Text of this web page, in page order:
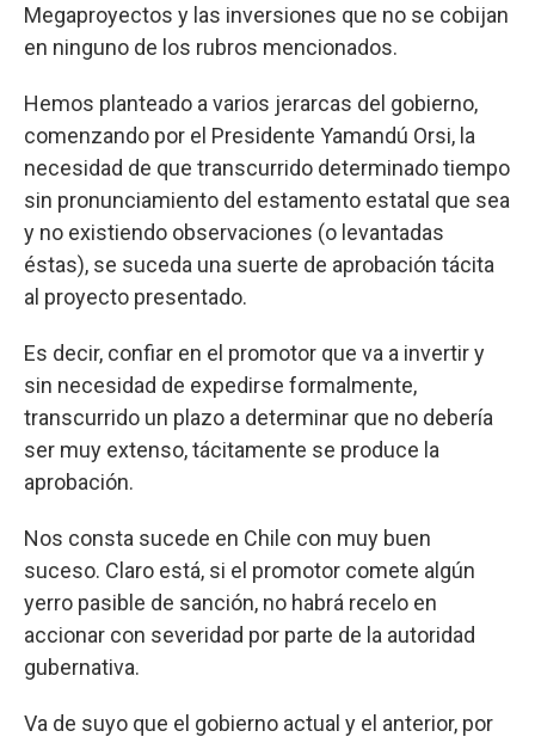
Megaproyectos y las inversiones que no se cobijan
en ninguno de los rubros mencionados.
Hemos planteado a varios jerarcas del gobierno,
comenzando por el Presidente Yamandú Orsi, la
necesidad de que transcurrido determinado tiempo
sin pronunciamiento del estamento estatal que sea
y no existiendo observaciones (o levantadas
éstas), se suceda una suerte de aprobación tácita
al proyecto presentado.
Es decir, confiar en el promotor que va a invertir y
sin necesidad de expedirse formalmente,
transcurrido un plazo a determinar que no debería
ser muy extenso, tácitamente se produce la
aprobación.
Nos consta sucede en Chile con muy buen
suceso. Claro está, si el promotor comete algún
yerro pasible de sanción, no habrá recelo en
accionar con severidad por parte de la autoridad
gubernativa.
Va de suyo que el gobierno actual y el anterior, por